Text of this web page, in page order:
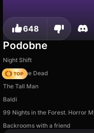
648
Podobne
Night Shift
Rise of the Dead
The Tall Man
Baldi
99 Nights in the Forest. Horror
Backrooms with a friend